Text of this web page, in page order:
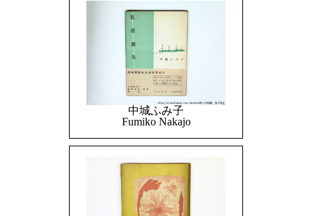
中城ふみ子
Fumiko Nakajo